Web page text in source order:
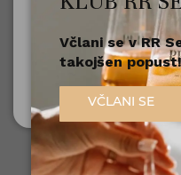
Sem
Včlani se v RR
takojšen popust!
VČLANI SE